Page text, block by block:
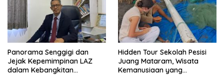
Panorama Senggigi dan
Jejak Kepemimpinan LAZ
dalam Kebangkitan
Hidden Tour Sekolah Pesisi
Juang Mataram, Wisata
Kemanusiaan yang